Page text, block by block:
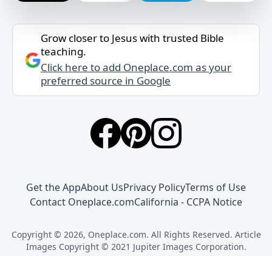
Grow closer to Jesus with trusted Bible
teaching.
Click here to add Oneplace.com as your
preferred source in Google
Get the AppAbout UsPrivacy PolicyTerms of Use
Contact Oneplace.comCalifornia - CCPA Notice
Copyright © 2026, Oneplace.com. All Rights Reserved. Article
Images Copyright © 2021 Jupiter Images Corporation.